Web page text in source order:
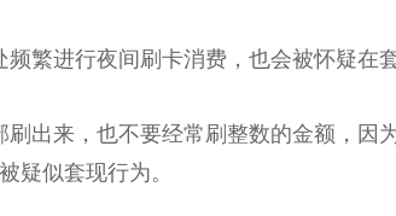
进行夜间刷卡消费，也会被怀疑在套
来，也不要经常刷整数的金额，因
疑似套现行为。